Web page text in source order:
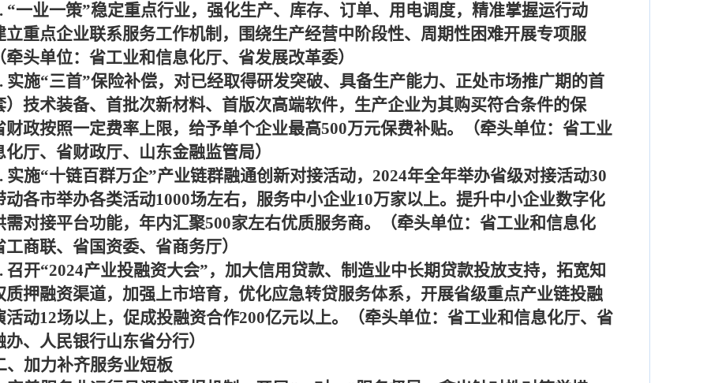
“一业一策”稳定重点行业，强化生产、库存、订单、用电调度，精准掌握运行动
立重点企业联系服务工作机制，围绕生产经营中阶段性、周期性困难开展专项服
牵头单位：省工业和信息化厅、省发展改革委）
实施“三首”保险补偿，对已经取得研发突破、具备生产能力、正处市场推广期的首
）技术装备、首批次新材料、首版次高端软件，生产企业为其购买符合条件的保
财政按照一定费率上限，给予单个企业最高500万元保费补贴。（牵头单位：省工业
化厅、省财政厅、山东金融监管局）
实施“十链百群万企”产业链群融通创新对接活动， 2024年全年举办省级对接活动30
动各市举办各类活动1000场左右，服务中小企业10万家以上。提升中小企业数字化
需对接平台功能，年内汇聚500家左右优质服务商。（牵头单位：省工业和信息化
工商联、省国资委、省商务厅）
召开“2024产业投融资大会”，加大信用贷款、制造业中长期贷款投放支持，拓宽知
质押融资渠道，加强上市培育，优化应急转贷服务体系，开展省级重点产业链投融
活动12场以上，促成投融资合作200亿元以上。（牵头单位：省工业和信息化厅、省
办、人民银行山东省分行）
、加力补齐服务业短板